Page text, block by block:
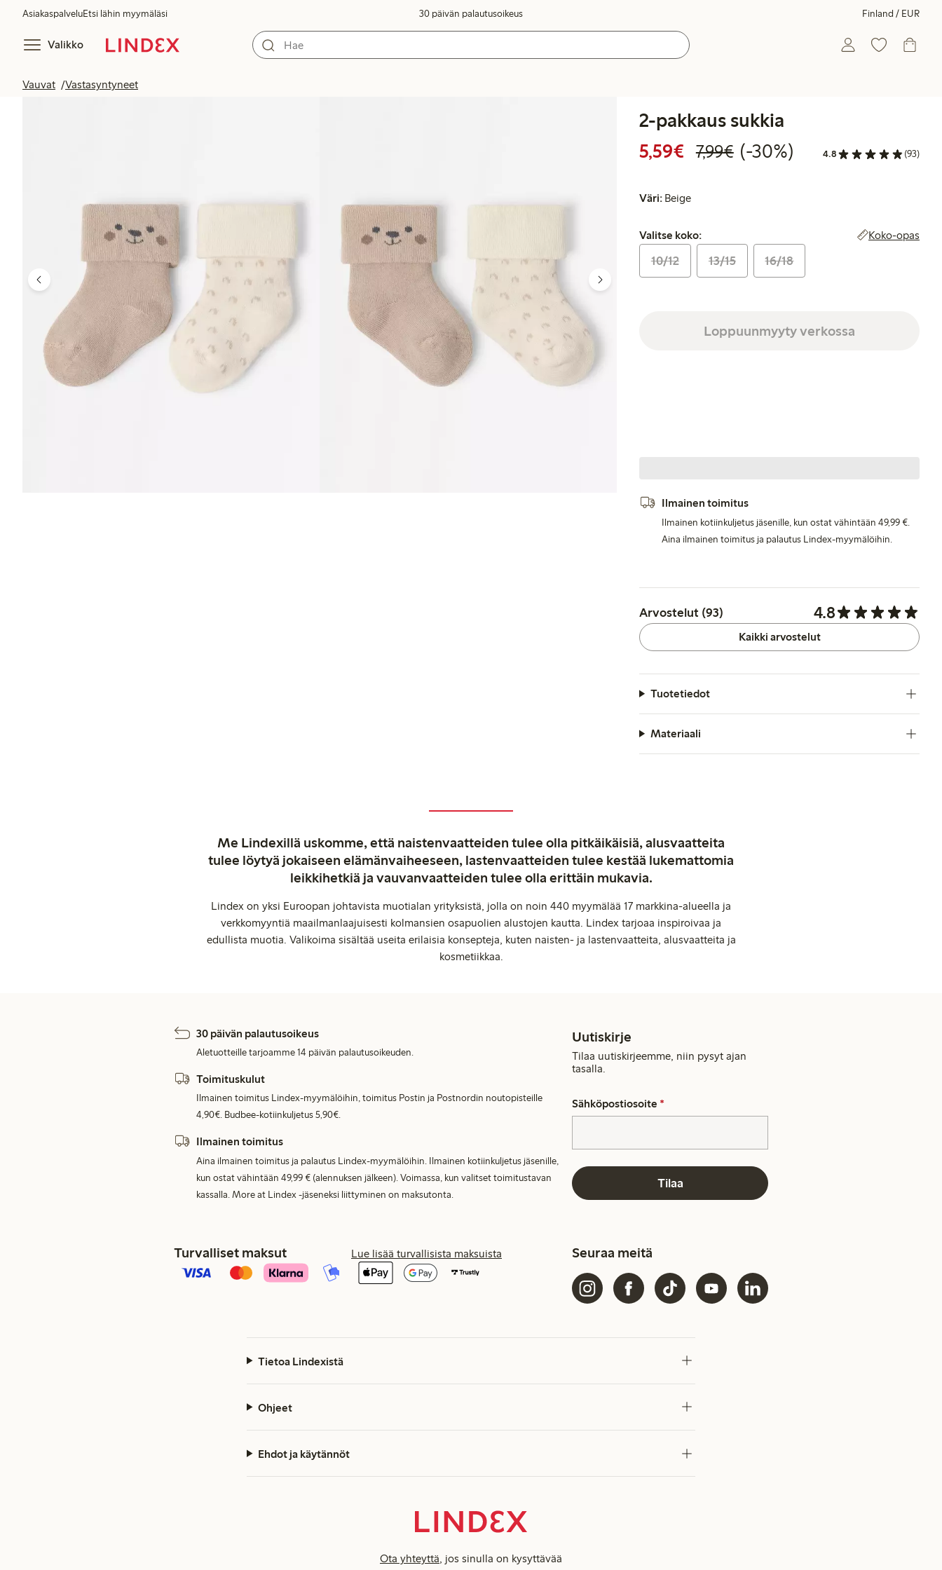
AsiakaspalveluEtsi lähin myymäläsi 30 päivän palautusoikeus Finland / EUR
Valikko
Vauvat Vastasyntyneet
2-pakkaus sukkia
5,59€ Alennettu hinta: 5,59 €
7,99€Normaalihinta: 7,99 €
30% alennus
(-30%) 4.8 (93)
Väri: Beige
Valitse koko:
Valitse koko: Koko-opas
10/12 13/15 16/18
Loppuunmyyty verkossa
Ilmainen toimitus
Ilmainen kotiinkuljetus jäsenille, kun ostat vähintään 49,99 €.
Aina ilmainen toimitus ja palautus Lindex-myymälöihin.
Arvostelut (93) 4.8
Kaikki arvostelut
Tuotetiedot
Materiaali
Me Lindexillä uskomme, että naistenvaatteiden tulee olla pitkäikäisiä, alusvaatteita
tulee löytyä jokaiseen elämänvaiheeseen, lastenvaatteiden tulee kestää lukemattomia
leikkihetkiä ja vauvanvaatteiden tulee olla erittäin mukavia.
Lindex on yksi Euroopan johtavista muotialan yrityksistä, jolla on noin 440 myymälää 17 markkina-alueella ja
verkkomyyntiä maailmanlaajuisesti kolmansien osapuolien alustojen kautta. Lindex tarjoaa inspiroivaa ja
edullista muotia. Valikoima sisältää useita erilaisia konsepteja, kuten naisten- ja lastenvaatteita, alusvaatteita ja
kosmetiikkaa.
30 päivän palautusoikeus
Aletuotteille tarjoamme 14 päivän palautusoikeuden.
Toimituskulut
Ilmainen toimitus Lindex-myymälöihin, toimitus Postin ja Postnordin noutopisteille
4,90€. Budbee-kotiinkuljetus 5,90€.
Ilmainen toimitus
Aina ilmainen toimitus ja palautus Lindex-myymälöihin. Ilmainen kotiinkuljetus jäsenille,
kun ostat vähintään 49,99 € (alennuksen jälkeen). Voimassa, kun valitset toimitustavan
kassalla. More at Lindex -jäseneksi liittyminen on maksutonta.
Uutiskirje
Tilaa uutiskirjeemme, niin pysyt ajan
tasalla.
Sähköpostiosoite *
Tilaa
Turvalliset maksut Lue lisää turvallisista maksuista Seuraa meitä
Tietoa Lindexistä
Ohjeet
Ehdot ja käytännöt
Ota yhteyttä, jos sinulla on kysyttävää